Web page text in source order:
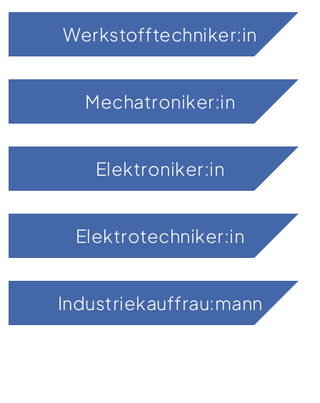
Werkstofftechniker:in
Mechatroniker:in
Elektroniker:in
Elektrotechniker:in
Industriekauffrau:mann